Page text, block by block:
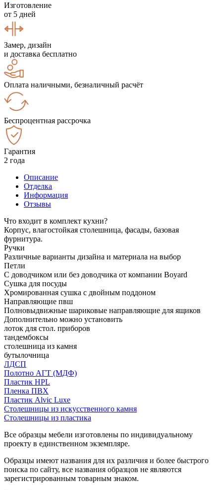
Изготовление
от 5 дней
Замер, дизайн
и доставка бесплатно
Оплата наличными, безналичный расчёт
Беспроцентная рассрочка
Гарантия
2 года
Описание
Отделка
Информация
Отзывы
Что входит в комплект кухни?
Корпус, влагостойкая столешница, фасады, базовая
фурнитура.
Ручки
Различные варианты дизайна и материала на выбор
Петли
С доводчиком или без доводчика от компании Boyard
Сушка для посуды
Хромированная сушка с двойным поддоном
Направляющие пвш
Полновыдвижные шариковые направляющие для ящиков
Дополнительно можно установить
лоток для стол. приборов
тандембоксы
столешница из камня
бутылочница
ЛДСП
Полотно АГТ (МДФ)
Пластик HPL
Пленка ПВХ
Пластик Alvic Luxe
Столешницы из искусственного камня
Столешницы из пластика
Все образцы мебели изготовлены по индивидуальному
проекту в единственном экземпляре.
Образцы имеют названия для их различия и более быстрого
поиска по сайту, все названия образцов не являются
зарегистрированным товарным знаком.